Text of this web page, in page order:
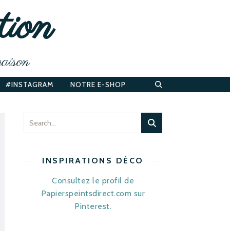
#INSTAGRAM NOTRE E-SHOP
INSPIRATIONS DÉCO
Consultez le profil de
Papierspeintsdirect.com sur
Pinterest.